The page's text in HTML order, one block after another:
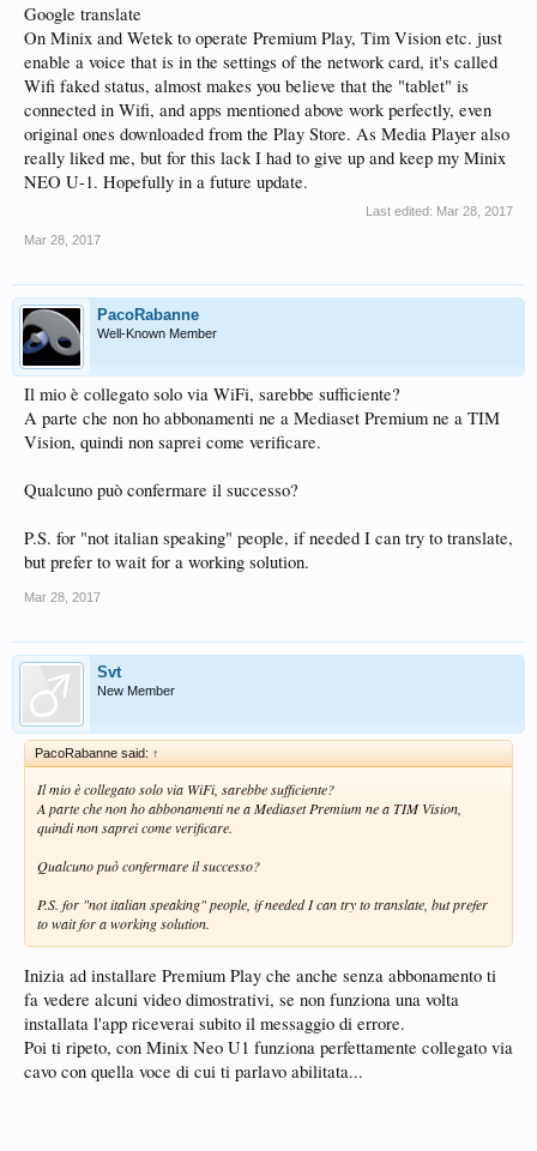
Google translate
On Minix and Wetek to operate Premium Play, Tim Vision etc. just
enable a voice that is in the settings of the network card, it's called
Wifi faked status, almost makes you believe that the "tablet" is
connected in Wifi, and apps mentioned above work perfectly, even
original ones downloaded from the Play Store. As Media Player also
really liked me, but for this lack I had to give up and keep my Minix
NEO U-1. Hopefully in a future update.
Last edited: Mar 28, 2017
Mar 28, 2017
PacoRabanne
Well-Known Member
Il mio è collegato solo via WiFi, sarebbe sufficiente?
A parte che non ho abbonamenti ne a Mediaset Premium ne a TIM
Vision, quindi non saprei come verificare.
Qualcuno può confermare il successo?
P.S. for "not italian speaking" people, if needed I can try to translate,
but prefer to wait for a working solution.
Mar 28, 2017
Svt
New Member
PacoRabanne said: ↑
Il mio è collegato solo via WiFi, sarebbe sufficiente?
A parte che non ho abbonamenti ne a Mediaset Premium ne a TIM Vision,
quindi non saprei come verificare.
Qualcuno può confermare il successo?
P.S. for "not italian speaking" people, if needed I can try to translate, but prefer
to wait for a working solution.
Inizia ad installare Premium Play che anche senza abbonamento ti
fa vedere alcuni video dimostrativi, se non funziona una volta
installata l'app riceverai subito il messaggio di errore.
Poi ti ripeto, con Minix Neo U1 funziona perfettamente collegato via
cavo con quella voce di cui ti parlavo abilitata...